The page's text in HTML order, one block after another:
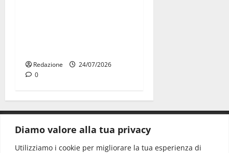
Diamo valore alla tua privacy
Utilizziamo i cookie per migliorare la tua esperienza di
Redazione
24/07/2026
0
CONTATTI.